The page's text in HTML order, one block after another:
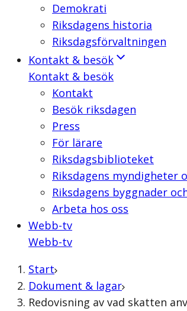
Demokrati
Riksdagens historia
Riksdagsförvaltningen
Kontakt & besök
Kontakt & besök
Kontakt
Besök riksdagen
Press
För lärare
Riksdagsbiblioteket
Riksdagens myndigheter
Riksdagens byggnader
Arbeta hos oss
Webb-tv
Webb-tv
Start
Dokument & lagar
Redovisning av vad skatten